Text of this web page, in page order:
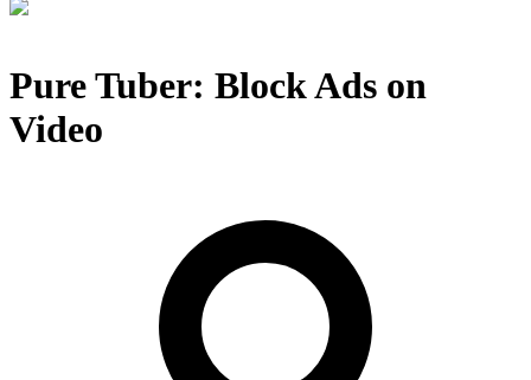
Pure Tuber: Block Ads on
Video